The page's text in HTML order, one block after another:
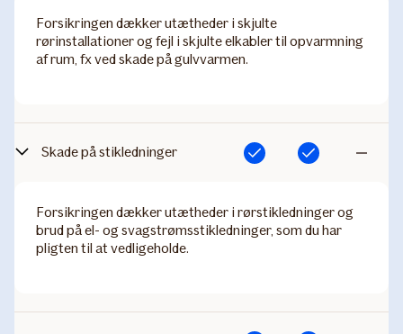
Forsikringen dækker utætheder i skjulte
rørinstallationer og fejl i skjulte elkabler til opvarmning
af rum, fx ved skade på gulvvarmen.
Skade på stikledninger Inkluderet
Inkluderet
Forsikringen dækker utætheder i rørstikledninger og
brud på el- og svagstrømsstikledninger, som du har
pligten til at vedligeholde.